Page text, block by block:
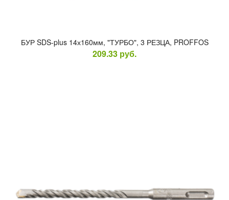
БУР SDS-plus 14х160мм, "ТУР­БО", 3 РЕЗ­ЦА, PROFFOS
209.33 руб.